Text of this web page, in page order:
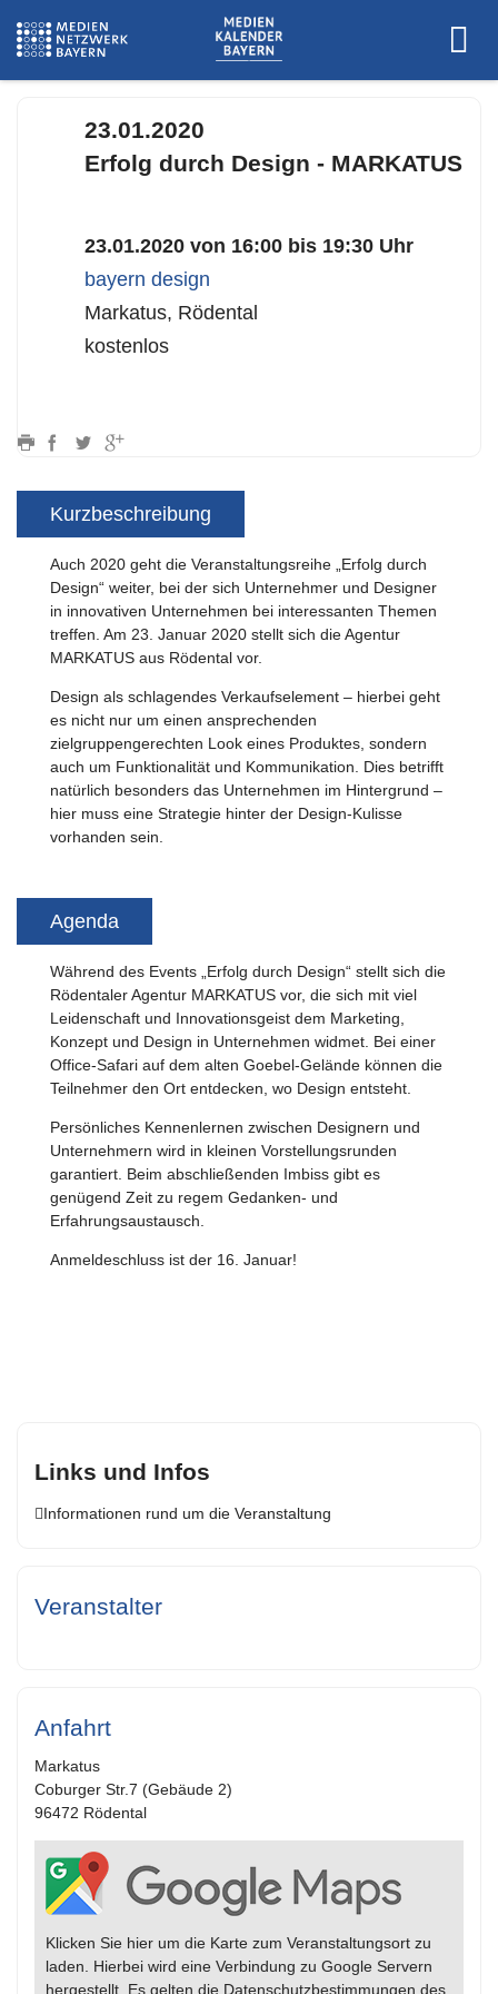
23.01.2020
Erfolg durch Design - MARKATUS
23.01.2020 von 16:00 bis 19:30 Uhr
bayern design
Markatus, Rödental
kostenlos
Kurzbeschreibung
Auch 2020 geht die Veranstaltungsreihe „Erfolg durch
Design“ weiter, bei der sich Unternehmer und Designer
in innovativen Unternehmen bei interessanten Themen
treffen. Am 23. Januar 2020 stellt sich die Agentur
MARKATUS aus Rödental vor.
Design als schlagendes Verkaufselement – hierbei geht
es nicht nur um einen ansprechenden
zielgruppengerechten Look eines Produktes, sondern
auch um Funktionalität und Kommunikation. Dies betrifft
natürlich besonders das Unternehmen im Hintergrund –
hier muss eine Strategie hinter der Design-Kulisse
vorhanden sein.
Agenda
Während des Events „Erfolg durch Design“ stellt sich die
Rödentaler Agentur MARKATUS vor, die sich mit viel
Leidenschaft und Innovationsgeist dem Marketing,
Konzept und Design in Unternehmen widmet. Bei einer
Office-Safari auf dem alten Goebel-Gelände können die
Teilnehmer den Ort entdecken, wo Design entsteht.
Persönliches Kennenlernen zwischen Designern und
Unternehmern wird in kleinen Vorstellungsrunden
garantiert. Beim abschließenden Imbiss gibt es
genügend Zeit zu regem Gedanken- und
Erfahrungsaustausch.
Anmeldeschluss ist der 16. Januar!
Links und Infos
Informationen rund um die Veranstaltung
Veranstalter
Anfahrt
Markatus
Coburger Str.7 (Gebäude 2)
96472 Rödental
Klicken Sie hier um die Karte zum Veranstaltungsort zu
laden. Hierbei wird eine Verbindung zu Google Servern
hergestellt. Es gelten die Datenschutzbestimmungen des